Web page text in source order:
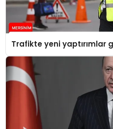
Trafikte yeni yaptırımlar